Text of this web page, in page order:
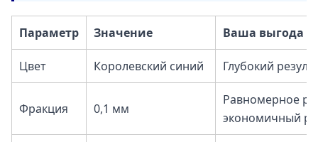
Параметр Значение Ваша выгода
Цвет Королевский синий Глубокий
Фракция 0,1 мм
Равномерное
экономичный